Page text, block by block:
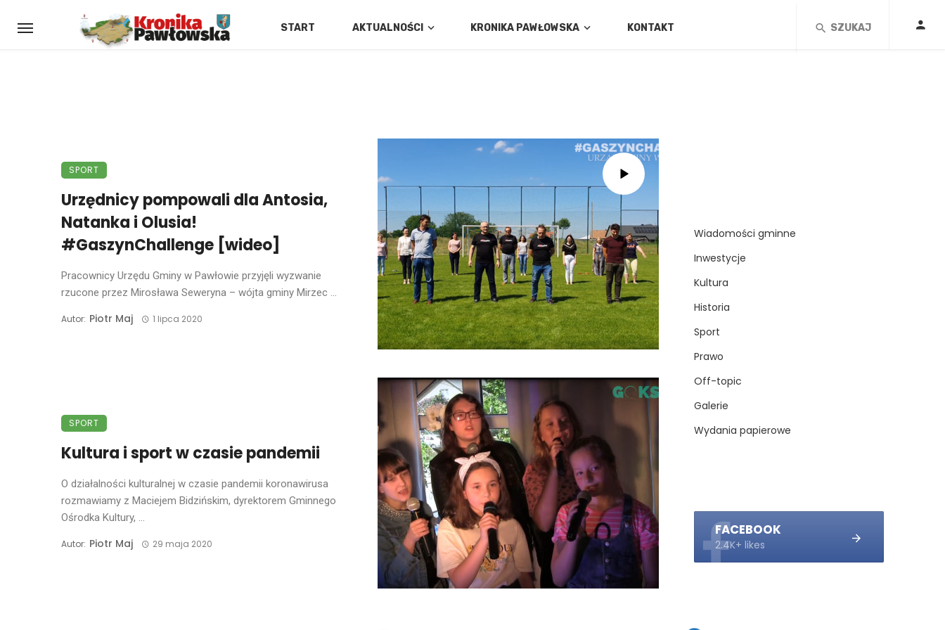
START AKTUALNOŚCI KRONIKA PAWŁOWSKA KONTAKT SZUKAJ
SPORT
Urzędnicy pompowali dla Antosia,
Natanka i Olusia!
#GaszynChallenge [wideo]
Pracownicy Urzędu Gminy w Pawłowie przyjęli wyzwanie
rzucone przez Mirosława Seweryna – wójta gminy Mirzec ...
Autor: Piotr Maj 1 lipca 2020
SPORT
Kultura i sport w czasie pandemii
O działalności kulturalnej w czasie pandemii koronawirusa
rozmawiamy z Maciejem Bidzińskim, dyrektorem Gminnego
Ośrodka Kultury, ...
Autor: Piotr Maj 29 maja 2020
Wiadomości gminne
Inwestycje
Kultura
Historia
Sport
Prawo
Off-topic
Galerie
Wydania papierowe
FACEBOOK
2.4K+ likes